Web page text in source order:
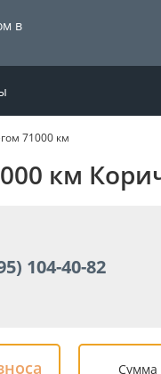
в
71000 км
км
104-40-82
Сумма